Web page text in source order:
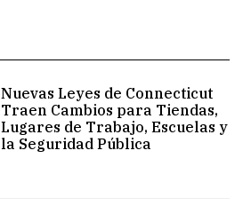
Nuevas Leyes de Connecticut
Traen Cambios para Tiendas,
Lugares de Trabajo, Escuelas y
la Seguridad Pública